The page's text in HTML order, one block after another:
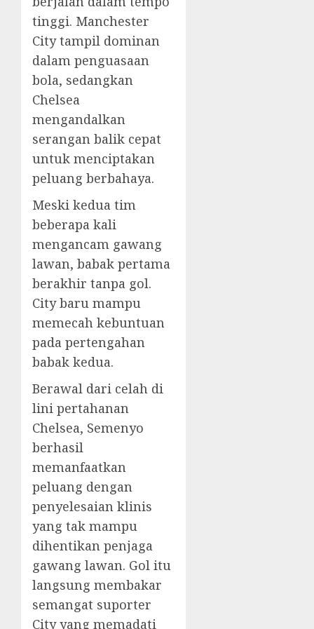
tinggi. Manchester
City tampil dominan
dalam penguasaan
bola, sedangkan
Chelsea
mengandalkan
serangan balik cepat
untuk menciptakan
peluang berbahaya.
Meski kedua tim
beberapa kali
mengancam gawang
lawan, babak pertama
berakhir tanpa gol.
City baru mampu
memecah kebuntuan
pada pertengahan
babak kedua.
Berawal dari celah di
lini pertahanan
Chelsea, Semenyo
berhasil
memanfaatkan
peluang dengan
penyelesaian klinis
yang tak mampu
dihentikan penjaga
gawang lawan. Gol itu
langsung membakar
semangat suporter
City yang memadati